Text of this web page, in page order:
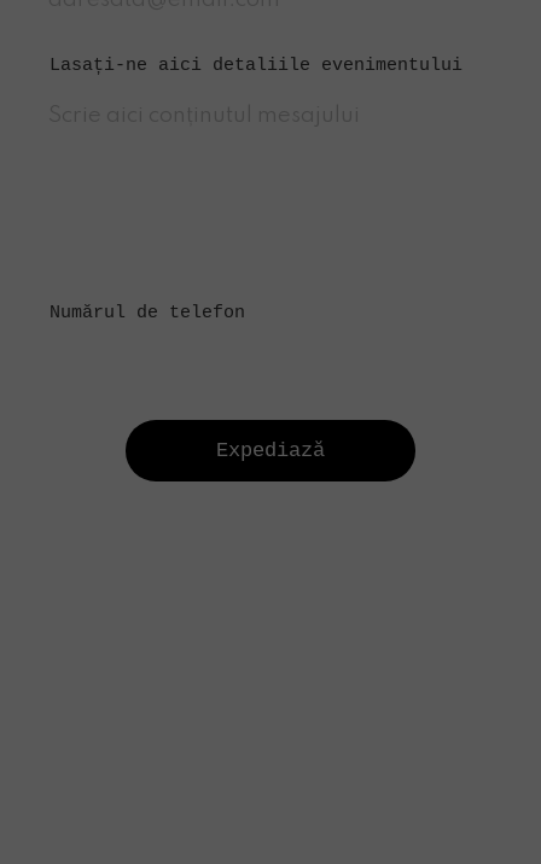
Lasați-ne aici detaliile evenimentului
Numărul de telefon
Expediază